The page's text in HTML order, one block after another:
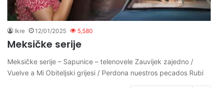
Ikre 12/01/2025 5,580
Meksičke serije
Meksičke serije – Sapunice – telenovele Zauvijek zajedno /
Vuelve a Mi Obiteljski grijesi / Perdona nuestros pecados Rubi